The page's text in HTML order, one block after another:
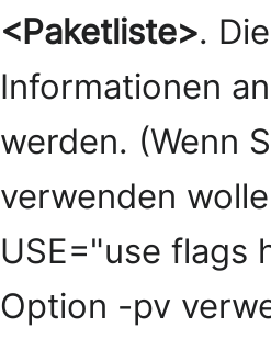
<Paketliste>.
Informationen
werden. (Wenn
verwenden
USE="use flags
Option -pv